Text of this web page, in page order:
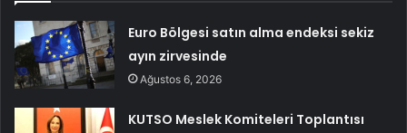
Euro Bölgesi satın alma endeksi sekiz
ayın zirvesinde
Ağustos 6, 2026
KUTSO Meslek Komiteleri Toplantısı